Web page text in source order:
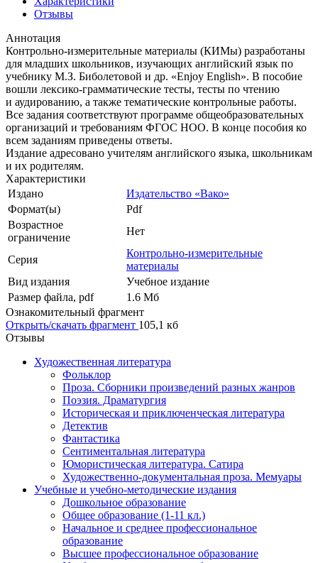
Отзывы
Аннотация
Контрольно-измерительные материалы (КИМы) разработаны
для младших школьников, изучающих английский язык по
учебнику М.З. Биболетовой и др. «Enjoy English». В пособие
вошли лексико-грамматические тесты, тесты по чтению
и аудированию, а также тематические контрольные работы.
Все задания соответствуют программе общеобразовательных
организаций и требованиям ФГОС НОО. В конце пособия ко
всем заданиям приведены ответы.
Издание адресовано учителям английского языка, школьникам
и их родителям.
Характеристики
Издано
Издательство «Вако»
Формат(ы)
Pdf
Возрастное
ограничение
Нет
Серия
Контрольно-измерительные
материалы
Вид издания
Учебное издание
Размер файла, pdf
1.6 Mб
Ознакомительный фрагмент
Открыть/скачать фрагмент 105,1 кб
Отзывы
Художественная литература
Фольклор
Проза. Сборники произведений разных жанров
Поэзия. Драматургия
Историческая и приключенческая литература
Детектив
Фантастика
Сентиментальная литература
Юмористическая литература. Сатира
Художественно-документальная проза. Мемуары
Учебные и учебно-методические издания
Дошкольное образование
Общее образование (1-11 кл.)
Начальное и среднее профессиональное
образование
Высшее профессиональное образование